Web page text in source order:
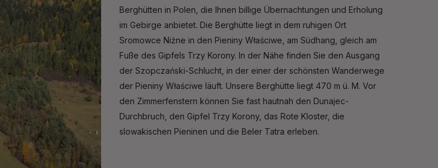
Berghütten in Polen, die Ihnen billige Übernachtungen und Erholung
im Gebirge anbietet. Die Berghütte liegt in dem ruhigen Ort
Sromowce Niżne in den Pieniny Właściwe, am Südhang, gleich am
Fuße des Gipfels Trzy Korony. In der Nähe finden Sie den Ausgang
der Szopczański-Schlucht, in der einer der schönsten Wanderwege
der Pieniny Właściwe läuft. Unsere Berghütte liegt 470 m ü. M. Vor
den Zimmerfenstern können Sie fast hautnah den Dunajec-
Durchbruch, den Gipfel Trzy Korony, das Rote Kloster, die
slowakischen Pieninen und die Beler Tatra erleben.